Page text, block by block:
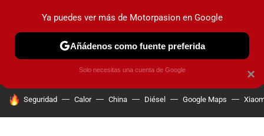
PRUEBAS COCHES ELÉCTRICOS OBSERVATORIO
HOY SE HABLA DE
Seguridad Calor China Diésel Google Maps
×
Ya puedes ver más de Motorpasion en Google
Añádenos como fuente preferida
Solo necesitas una cuenta de Google